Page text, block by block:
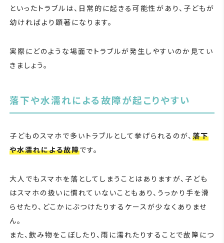
といったトラブルは、日常的に起きる可能性があり、子どもが
幼ければより顕著になります。
実際にどのような場面でトラブルが発生しやすいのか見てい
きましょう。
落下や水濡れによる故障が起こりやすい
子どものスマホで多いトラブルとして挙げられるのが、 落下
や水濡れによる故障です。
大人でもスマホを落としてしまうことはありますが、子ども
はスマホの扱いに慣れていないこともあり、うっかり手を滑
らせたり、どこかにぶつけたりするケースが少なくありませ
ん。
また、飲み物をこぼしたり、雨に濡れたりすることで故障につ